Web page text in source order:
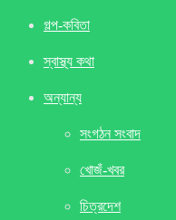
গল্প-কবিতা
স্বাস্থ্য কথা
অন্যান্য
সংগঠন সংবাদ
খােজঁ-খবর
চিত্রদেশ